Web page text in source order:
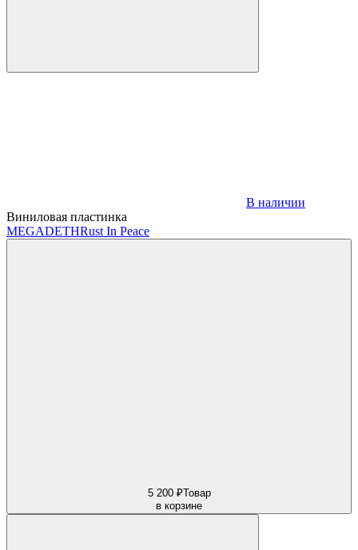
В наличии
Виниловая пластинка
MEGADETHRust In Peace
5 200 ₽Товар
в корзине